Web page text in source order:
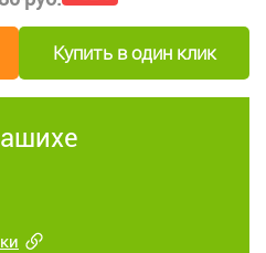
Купить в один клик